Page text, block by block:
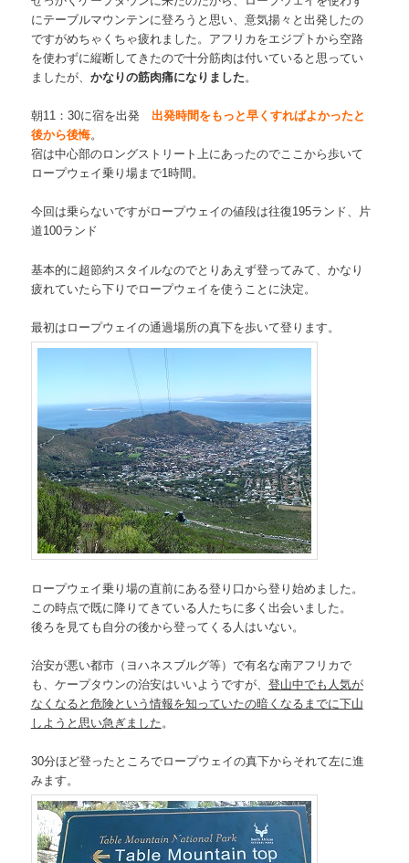
にテーブルマウンテンに登ろうと思い、意気揚々と出発したの
ですがめちゃくちゃ疲れました。アフリカをエジプトから空路
を使わずに縦断してきたので十分筋肉は付いていると思ってい
ましたが、 かなりの筋肉痛になりました。
朝11：30に宿を出発 出発時間をもっと早くすればよかったと
後から後悔。
宿は中心部のロングストリート上にあったのでここから歩いて
ロープウェイ乗り場まで1時間。
今回は乗らないですがロープウェイの値段は往復195ランド、片
道100ランド
基本的に超節約スタイルなのでとりあえず登ってみて、かなり
疲れていたら下りでロープウェイを使うことに決定。
最初はロープウェイの通過場所の真下を歩いて登ります。
ロープウェイ乗り場の直前にある登り口から登り始めました。
この時点で既に降りてきている人たちに多く出会いました。
後ろを見ても自分の後から登ってくる人はいない。
治安が悪い都市（ヨハネスブルグ等）で有名な南アフリカで
も、ケープタウンの治安はいいようですが、 登山中でも人気が
なくなると危険という情報を知っていたの暗くなるまでに下山
しようと思い急ぎました。
30分ほど登ったところでロープウェイの真下からそれて左に進
みます。